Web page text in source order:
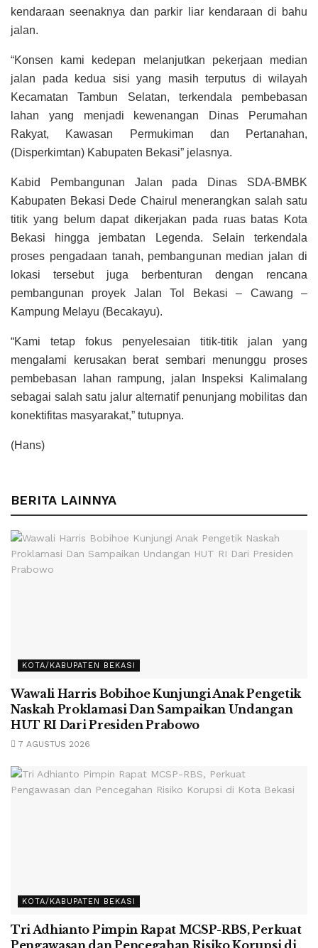
kendaraan seenaknya dan parkir liar kendaraan di bahu
jalan.
“Konsen kami kedepan melanjutkan pekerjaan median
jalan pada kedua sisi yang masih terputus di wilayah
Kecamatan Tambun Selatan, terkendala pembebasan
lahan yang menjadi kewenangan Dinas Perumahan
Rakyat, Kawasan Permukiman dan Pertanahan,
(Disperkimtan) Kabupaten Bekasi” jelasnya.
Kabid Pembangunan Jalan pada Dinas SDA-BMBK
Kabupaten Bekasi Dede Chairul menerangkan salah satu
titik yang belum dapat dikerjakan pada ruas batas Kota
Bekasi hingga jembatan Legenda. Selain terkendala
proses pengadaan tanah, pembangunan median jalan di
lokasi tersebut juga berbenturan dengan rencana
pembangunan proyek Jalan Tol Bekasi – Cawang –
Kampung Melayu (Becakayu).
“Kami tetap fokus penyelesaian titik-titik jalan yang
mengalami kerusakan berat sembari menunggu proses
pembebasan lahan rampung, jalan Inspeksi Kalimalang
sebagai salah satu jalur alternatif penunjang mobilitas dan
konektifitas masyarakat,” tutupnya.
(Hans)
BERITA LAINNYA
KOTA/KABUPATEN BEKASI
Wawali Harris Bobihoe Kunjungi Anak Pengetik
Naskah Proklamasi Dan Sampaikan Undangan
HUT RI Dari Presiden Prabowo
7 AGUSTUS 2026
KOTA/KABUPATEN BEKASI
Tri Adhianto Pimpin Rapat MCSP-RBS, Perkuat
Pengawasan dan Pencegahan Risiko Korupsi di